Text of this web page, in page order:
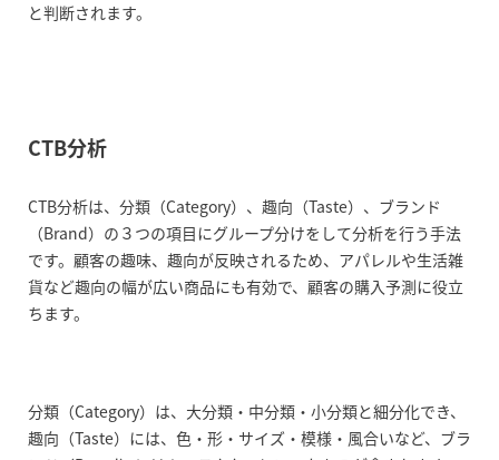
と判断されます。
CTB分析
CTB分析は、分類（Category）、趣向（Taste）、ブランド
（Brand）の３つの項目にグループ分けをして分析を行う手法
です。顧客の趣味、趣向が反映されるため、アパレルや生活雑
貨など趣向の幅が広い商品にも有効で、顧客の購入予測に役立
ちます。
分類（Category）は、大分類・中分類・小分類と細分化でき、
趣向（Taste）には、色・形・サイズ・模様・風合いなど、ブラ